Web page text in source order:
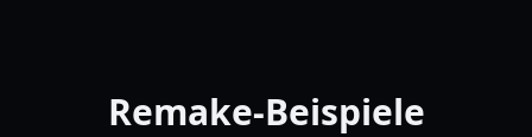
Remake-Beispiele